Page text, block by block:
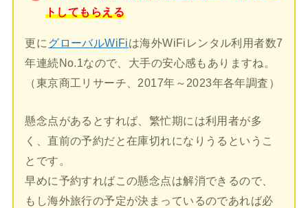
トしてもらえる
更に グローバルWiFiは海外WiFiレンタル利用者数7
年連続No.1なので、大手の安心感もありますね。
（東京商工リサーチ、2017年～2023年各年調査）
懸念点があるとすれば、繁忙期には利用者が多
く、直前の予約だと在庫切れになりうるというこ
とです。
早めに予約すればこの懸念点は解消できるので、
もし海外旅行の予定が決まっているのであれば必